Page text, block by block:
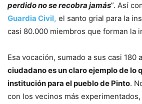
perdido no se recobra jamás”. Así
Guardia Civil, el santo grial para la
casi 80.000 miembros que forman la
Esa vocación, sumado a sus casi 180
ciudadano es un claro ejemplo de lo
institución para el pueblo de Pinto.
con los vecinos más